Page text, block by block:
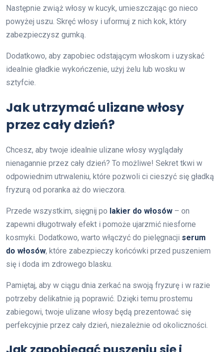
Następnie zwiąż włosy w kucyk, umieszczając go nieco
powyżej uszu. Skręć włosy i uformuj z nich kok, który
zabezpieczysz gumką.
Dodatkowo, aby zapobiec odstającym włoskom i uzyskać
idealnie gładkie wykończenie, użyj żelu lub wosku w
sztyfcie.
Jak utrzymać ulizane włosy
przez cały dzień?
Chcesz, aby twoje idealnie ulizane włosy wyglądały
nienagannie przez cały dzień? To możliwe! Sekret tkwi w
odpowiednim utrwaleniu, które pozwoli ci cieszyć się gładką
fryzurą od poranka aż do wieczora.
Przede wszystkim, sięgnij po lakier do włosów – on
zapewni długotrwały efekt i pomoże ujarzmić niesforne
kosmyki. Dodatkowo, warto włączyć do pielęgnacji serum
do włosów, które zabezpieczy końcówki przed puszeniem
się i doda im zdrowego blasku.
Pamiętaj, aby w ciągu dnia zerkać na swoją fryzurę i w razie
potrzeby delikatnie ją poprawić. Dzięki temu prostemu
zabiegowi, twoje ulizane włosy będą prezentować się
perfekcyjnie przez cały dzień, niezależnie od okoliczności.